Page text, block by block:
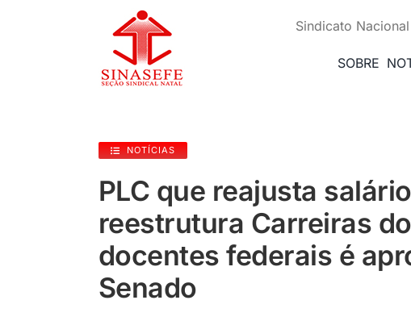
Sindicato
SOBRE
NOTÍCIAS
PLC que reajusta
reestrutura Carreiras
docentes federais é
Senado